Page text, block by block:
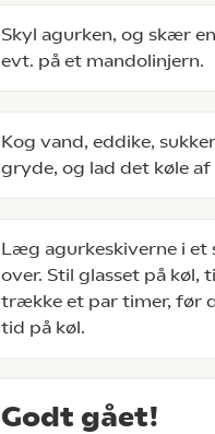
Skyl agurken, og skær
evt. på et mandolinjern.
Kog vand, eddike,
gryde, og lad det køle
Læg agurkeskiverne i et
over. Stil glasset på køl,
trække et par timer, før
tid på køl.
Godt gået!